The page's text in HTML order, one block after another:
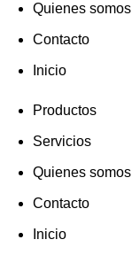
Quienes somos
Contacto
Inicio
Productos
Servicios
Quienes somos
Contacto
Inicio